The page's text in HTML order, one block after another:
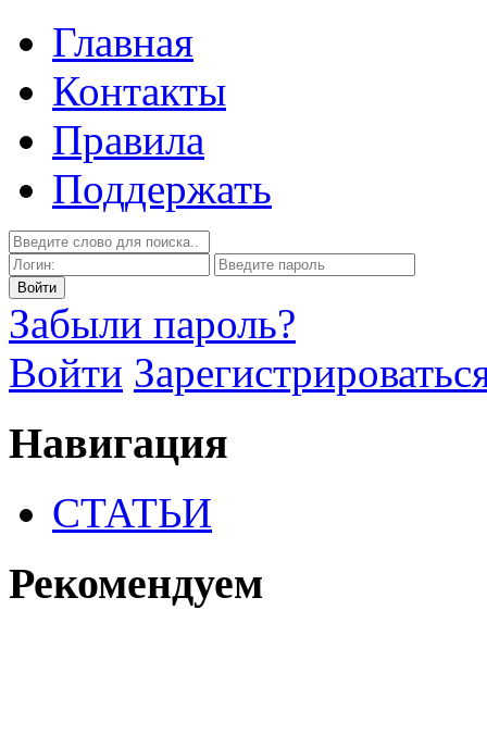
Главная
Контакты
Правила
Поддержать
Забыли пароль?
Войти
Навигация
СТАТЬИ
Рекомендуем